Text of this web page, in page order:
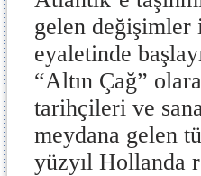
gelen
eyaletinde
“Altın Çağ”
tarihçileri ve
meydana gelen
yüzyıl Hollanda